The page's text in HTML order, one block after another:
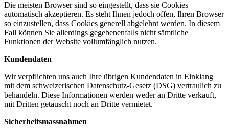
Die meisten Browser sind so eingestellt, dass sie Cookies
automatisch akzeptieren. Es steht Ihnen jedoch offen, Ihren Browser
so einzustellen, dass Cookies generell abgelehnt werden. In diesem
Fall können Sie allerdings gegebenenfalls nicht sämtliche
Funktionen der Website vollumfänglich nutzen.
Kundendaten
Wir verpflichten uns auch Ihre übrigen Kundendaten in Einklang
mit dem schweizerischen Datenschutz-Gesetz (DSG) vertraulich zu
behandeln. Diese Informationen werden weder an Dritte verkauft,
mit Dritten getauscht noch an Dritte vermietet.
Sicherheitsmassnahmen